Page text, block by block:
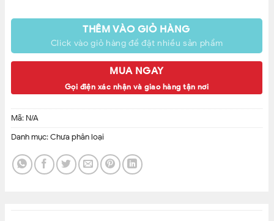
THÊM VÀO GIỎ HÀNG
Click vào giỏ hàng để đặt nhiều sản phẩm
MUA NGAY
Gọi điện xác nhận và giao hàng tận nơi
Mã: N/A
Danh mục:Chưa phân loại